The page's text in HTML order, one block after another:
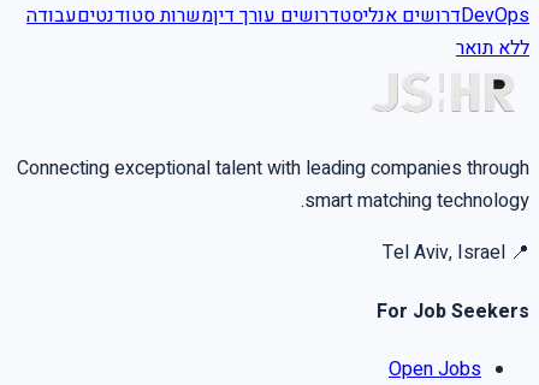
DevOpsדרושים אנליסטדרושים עורך דיןמשרות סטודנטיםעבודה
ללא תואר
Connecting exceptional talent with leading companies through
smart matching technology.
📍
Tel Aviv, Israel
For Job Seekers
Open Jobs